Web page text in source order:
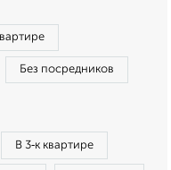
Без посредников
В 3‑к квартире